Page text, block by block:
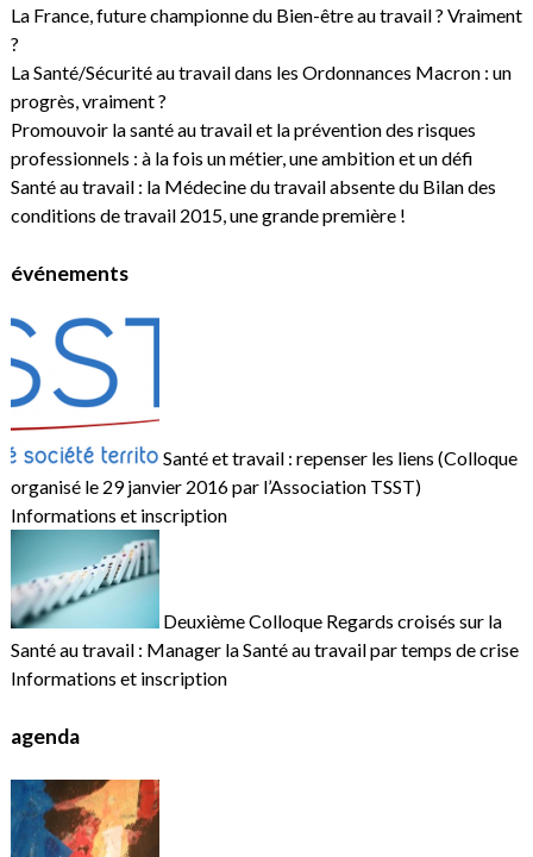
La France, future championne du Bien-être au travail ? Vraiment
?
La Santé/Sécurité au travail dans les Ordonnances Macron : un
progrès, vraiment ?
Promouvoir la santé au travail et la prévention des risques
professionnels : à la fois un métier, une ambition et un défi
Santé au travail : la Médecine du travail absente du Bilan des
conditions de travail 2015, une grande première !
événements
Santé et travail : repenser les liens (Colloque
organisé le 29 janvier 2016 par l’Association TSST)
Informations et inscription
Deuxième Colloque Regards croisés sur la
Santé au travail : Manager la Santé au travail par temps de crise
Informations et inscription
agenda